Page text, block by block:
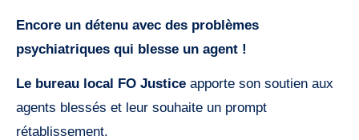
Encore un détenu avec des problèmes
psychiatriques qui blesse un agent !
Le bureau local FO Justice apporte son soutien aux
agents blessés et leur souhaite un prompt
rétablissement.